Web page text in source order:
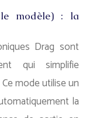
modèle) : la
Drag sont
qui simplifie
mode utilise un
la